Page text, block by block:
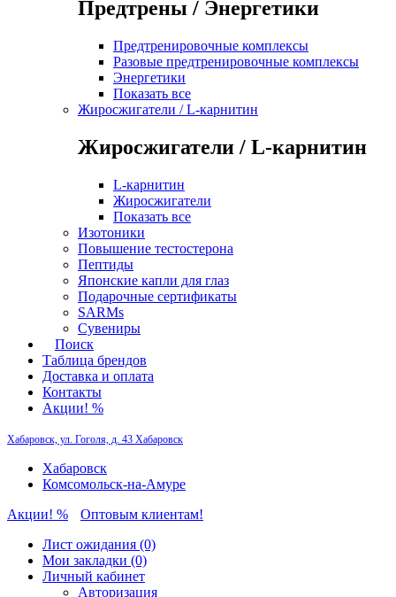
Предтрены / Энергетики
Предтренировочные комплексы
Разовые предтренировочные комплексы
Энергетики
Показать все
Жиросжигатели / L-карнитин
Жиросжигатели / L-карнитин
L-карнитин
Жиросжигатели
Показать все
Изотоники
Повышение тестостерона
Пептиды
Японские капли для глаз
Подарочные сертификаты
SARMs
Сувениры
Поиск
Таблица брендов
Доставка и оплата
Контакты
Акции! %
Хабаровск, ул. Гоголя, д. 43 Хабаровск
Хабаровск
Комсомольск-на-Амуре
Акции! %
Оптовым клиентам!
Лист ожидания (0)
Мои закладки (0)
Личный кабинет
Авторизация